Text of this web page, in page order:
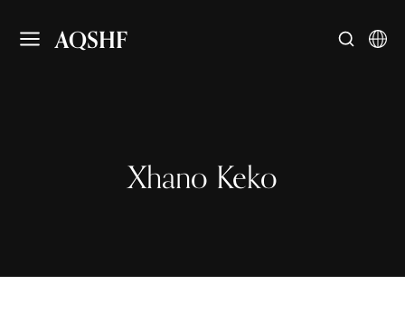
AQSHF
Xhano Keko